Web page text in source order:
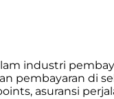
industri
pembayaran di
asuransi